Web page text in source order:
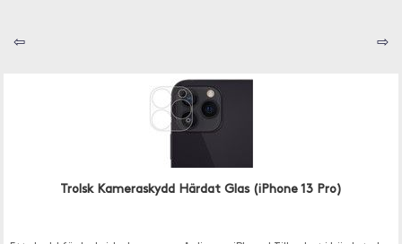
⇦ ⇨
Trolsk Kameraskydd Härdat Glas (iPhone 13 Pro)